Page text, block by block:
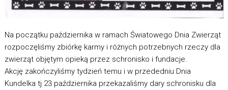
Na początku października w ramach Światowego Dnia Zwierząt
rozpoczęliśmy zbiórkę karmy i różnych potrzebnych rzeczy dla
zwierząt objętym opieką przez schronisko i fundacje.
Akcję zakończyliśmy tydzień temu i w przededniu Dnia
Kundelka tj 23 października przekazaliśmy dary schronisku dla